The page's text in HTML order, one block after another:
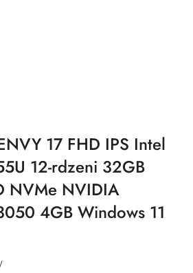
17 FHD IPS Intel
12-rdzeni 32GB
NVMe NVIDIA
4GB Windows 11